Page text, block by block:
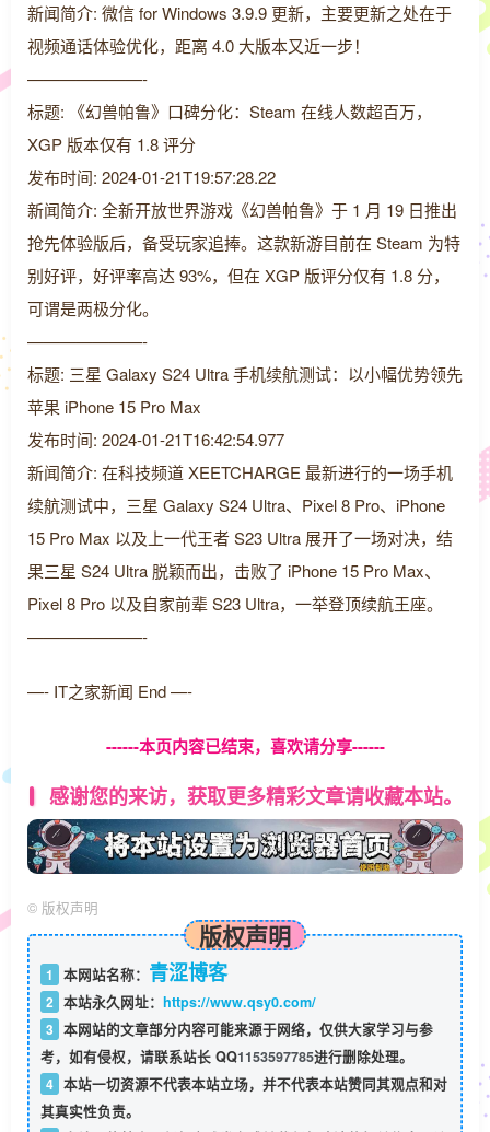
新闻简介: 微信 for Windows 3.9.9 更新，主要更新之处在于
视频通话体验优化，距离 4.0 大版本又近一步！
———————-
标题: 《幻兽帕鲁》口碑分化：Steam 在线人数超百万，
XGP 版本仅有 1.8 评分
发布时间: 2024-01-21T19:57:28.22
新闻简介: 全新开放世界游戏《幻兽帕鲁》于 1 月 19 日推出
抢先体验版后，备受玩家追捧。这款新游目前在 Steam 为特
别好评，好评率高达 93%，但在 XGP 版评分仅有 1.8 分，
可谓是两极分化。
———————-
标题: 三星 Galaxy S24 Ultra 手机续航测试：以小幅优势领先
苹果 iPhone 15 Pro Max
发布时间: 2024-01-21T16:42:54.977
新闻简介: 在科技频道 XEETCHARGE 最新进行的一场手机
续航测试中，三星 Galaxy S24 Ultra、Pixel 8 Pro、iPhone
15 Pro Max 以及上一代王者 S23 Ultra 展开了一场对决，结
果三星 S24 Ultra 脱颖而出，击败了 iPhone 15 Pro Max、
Pixel 8 Pro 以及自家前辈 S23 Ultra，一举登顶续航王座。
———————-
—- IT之家新闻 End —-
------本页内容已结束，喜欢请分享------
感谢您的来访，获取更多精彩文章请收藏本站。
© 版权声明
版权声明
1 本网站名称： 青涩博客
2 本站永久网址： https://www.qsy0.com/
3 本网站的文章部分内容可能来源于网络，仅供大家学习与参
考，如有侵权，请联系站长 QQ1153597785进行删除处理。
4 本站一切资源不代表本站立场，并不代表本站赞同其观点和对
其真实性负责。